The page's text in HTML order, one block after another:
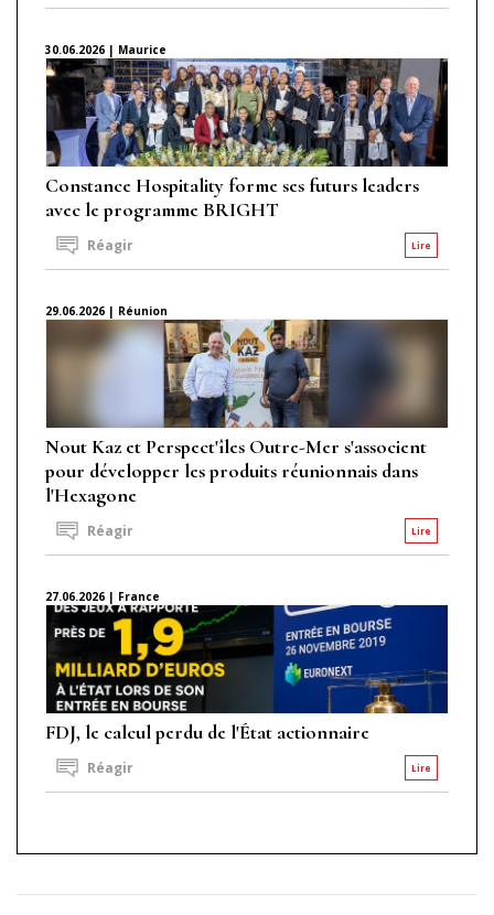
30.06.2026 | Maurice
Constance Hospitality forme ses futurs leaders
avec le programme BRIGHT
Lire
Réagir
29.06.2026 | Réunion
Nout Kaz et Perspect'îles Outre-Mer s'associent
pour développer les produits réunionnais dans
l'Hexagone
Lire
Réagir
27.06.2026 | France
FDJ, le calcul perdu de l'État actionnaire
Lire
Réagir